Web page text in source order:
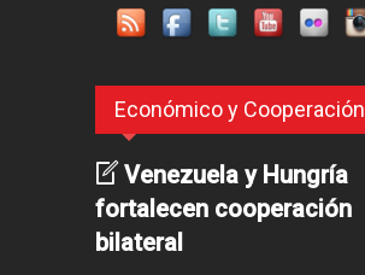
Económico y Cooperación
Venezuela y Hungría
fortalecen cooperación
bilateral